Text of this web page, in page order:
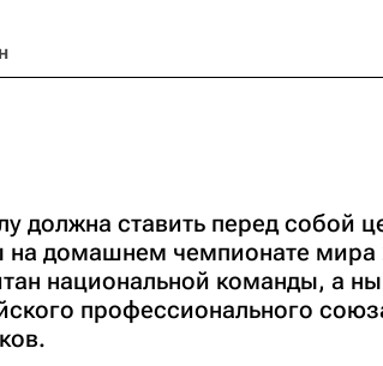
должна ставить перед собой
домашнем чемпионате мира
национальной команды, а
профессионального